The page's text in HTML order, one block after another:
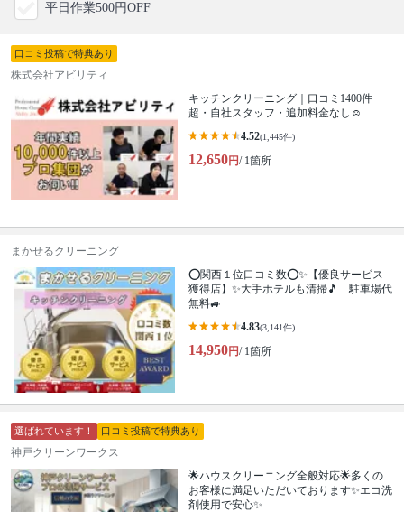
平日作業500円OFF
口コミ投稿で特典あり
株式会社アビリティ
キッチンクリーニング｜口コミ1400件
超・自社スタッフ・追加料金なし☺️
4.52(1,445件)
12,650円/ 1箇所
まかせるクリーニング
⭕関西１位口コミ数⭕✨【優良サービス
獲得店】✨大手ホテルも清掃🎵 駐車場代
無料🚙
4.83(3,141件)
14,950円/ 1箇所
選ばれています！ 口コミ投稿で特典あり
神戸クリーンワークス
🌟ハウスクリーニング全般対応🌟多くの
お客様に満足いただいております✨エコ洗
剤使用で安心✨